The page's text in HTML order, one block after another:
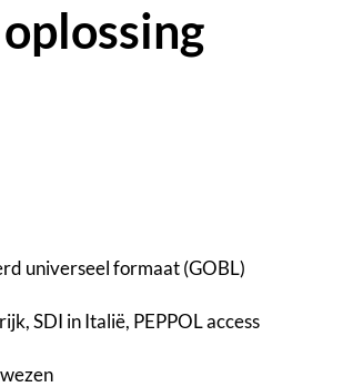
universeel formaat (GOBL)
SDI in Italië, PEPPOL access